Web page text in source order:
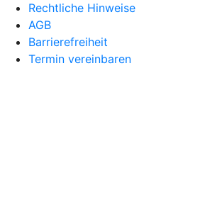
Rechtliche Hinweise
AGB
Barrierefreiheit
Termin vereinbaren